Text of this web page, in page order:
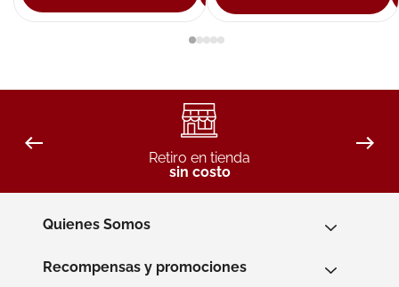
Retiro en tienda
sin costo
Quienes Somos
Recompensas y promociones